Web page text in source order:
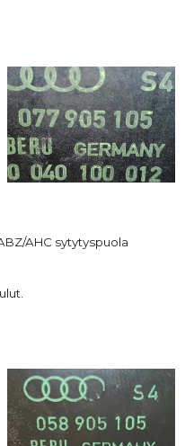
AHC sytytyspuola